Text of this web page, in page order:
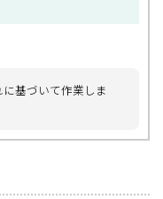
基づいて作業しま